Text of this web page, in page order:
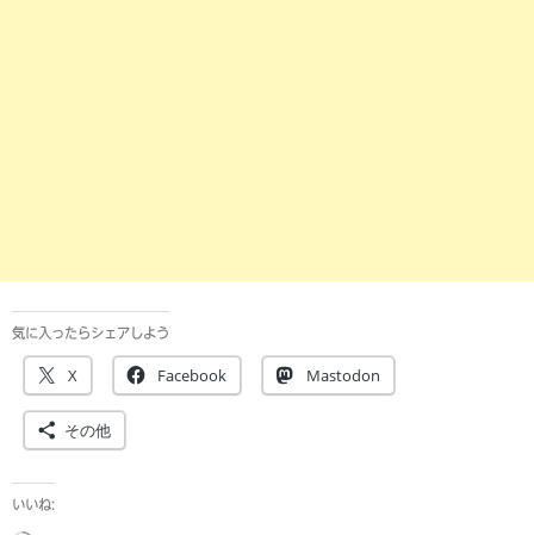
気に入ったらシェアしよう
X Facebook Mastodon
その他
いいね: